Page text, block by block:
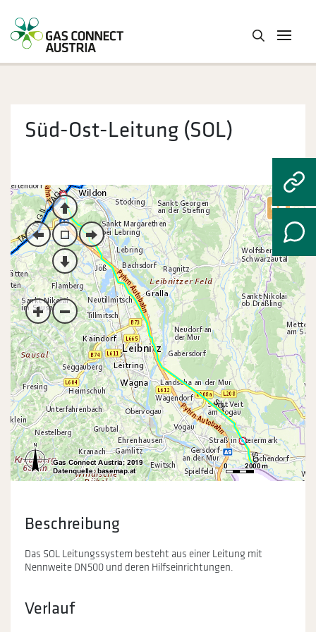
Süd-Ost-Leitung (SOL)
Beschreibung
Das SOL Leitungssystem besteht aus einer Leitung mit
Nennweite DN500 und deren Hilfseinrichtungen.
Verlauf